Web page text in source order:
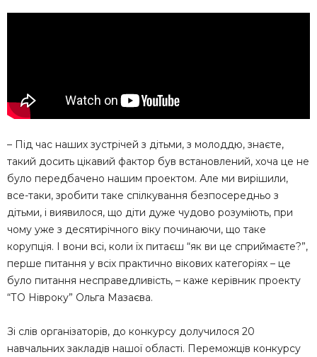
– Під час наших зустрічей з дітьми, з молоддю, знаєте,
такий досить цікавий фактор був встановлений, хоча це не
було передбачено нашим проектом. Але ми вирішили,
все-таки, зробити таке спілкування безпосередньо з
дітьми, і виявилося, що діти дуже чудово розуміють, при
чому уже з десятирічного віку починаючи, що таке
корупція. І вони всі, коли їх питаєш “як ви це сприймаєте?”,
перше питання у всіх практично вікових категоріях – це
було питання несправедливість, – каже керівник проекту
“ТО Нівроку” Ольга Мазаєва.
Зі слів організаторів, до конкурсу долучилося 20
навчальних закладів нашої області. Переможців конкурсу